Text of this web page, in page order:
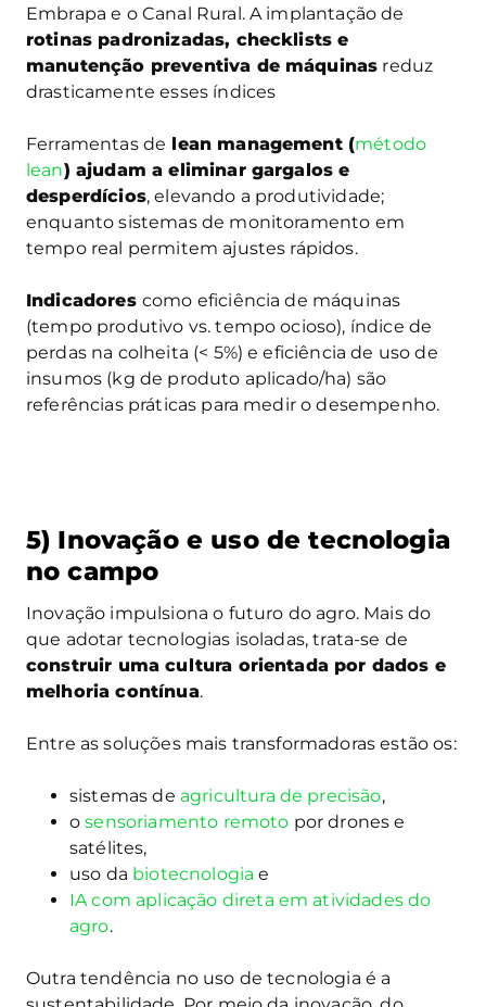
Embrapa e o Canal Rural. A implantação de
rotinas padronizadas, checklists e
manutenção preventiva de máquinas reduz
drasticamente esses índices
Ferramentas de lean management (método
lean) ajudam a eliminar gargalos e
desperdícios, elevando a produtividade;
enquanto sistemas de monitoramento em
tempo real permitem ajustes rápidos.
Indicadores como eficiência de máquinas
(tempo produtivo vs. tempo ocioso), índice de
perdas na colheita (< 5%) e eficiência de uso de
insumos (kg de produto aplicado/ha) são
referências práticas para medir o desempenho.
5) Inovação e uso de tecnologia
no campo
Inovação impulsiona o futuro do agro. Mais do
que adotar tecnologias isoladas, trata-se de
construir uma cultura orientada por dados e
melhoria contínua.
Entre as soluções mais transformadoras estão os:
sistemas de agricultura de precisão,
osensoriamento remoto por drones e
satélites,
uso da biotecnologia e
IA com aplicação direta em atividades do
agro.
Outra tendência no uso de tecnologia é a